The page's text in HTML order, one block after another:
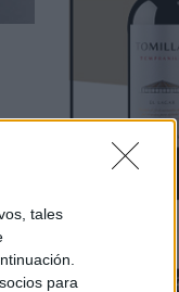
tales
para